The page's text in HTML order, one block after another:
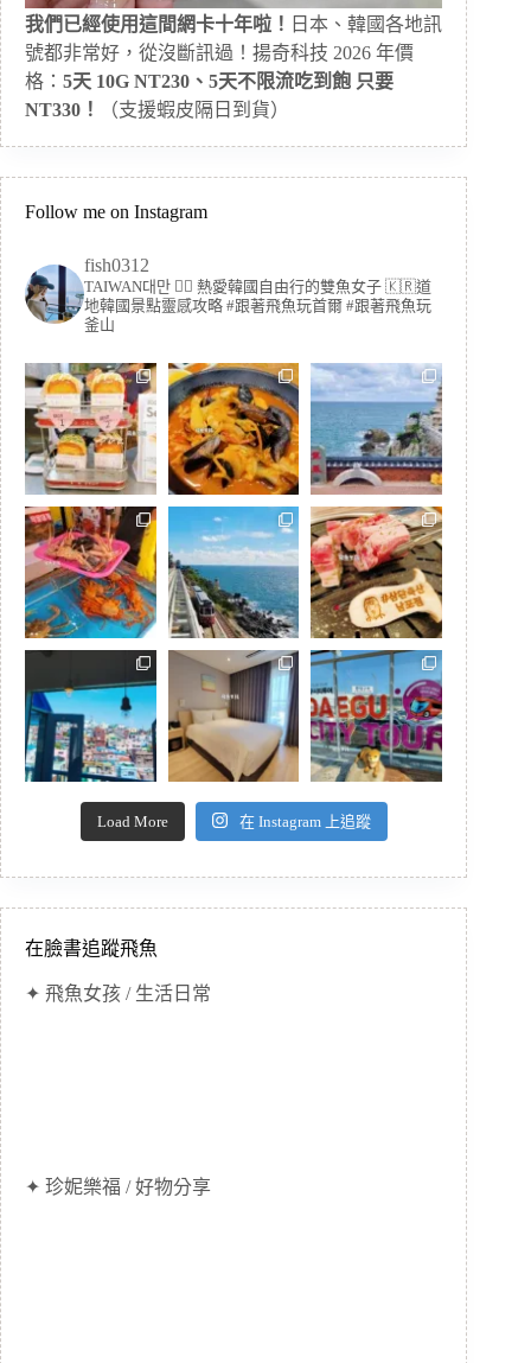
我們已經使用這間網卡十年啦！ 日本、韓國各地訊
號都非常好，從沒斷訊過！揚奇科技 2026 年價
格： 5天 10G NT230、5天不限流吃到飽 只要
NT330！
（支援蝦皮隔日到貨）
Follow me on Instagram
fish0312
TAIWAN대만 🏳️‍🌈 熱愛韓國自由行的雙魚女子 🇰🇷道
地韓國景點靈感攻略 #跟著飛魚玩首爾 #跟著飛魚玩
釜山
Load More 在 Instagram 上追蹤
在臉書追蹤飛魚
✦ 飛魚女孩 / 生活日常
✦ 珍妮樂福 / 好物分享